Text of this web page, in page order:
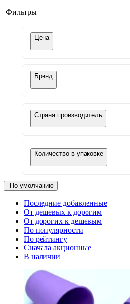
Фильтры
Цена
Бренд
Страна производитель
Количество в упаковке
По умолчанию
Последние добавленные
От дешевых к дорогим
От дорогих к дешевым
По популярности
По рейтингу
Сначала акционные
В наличии